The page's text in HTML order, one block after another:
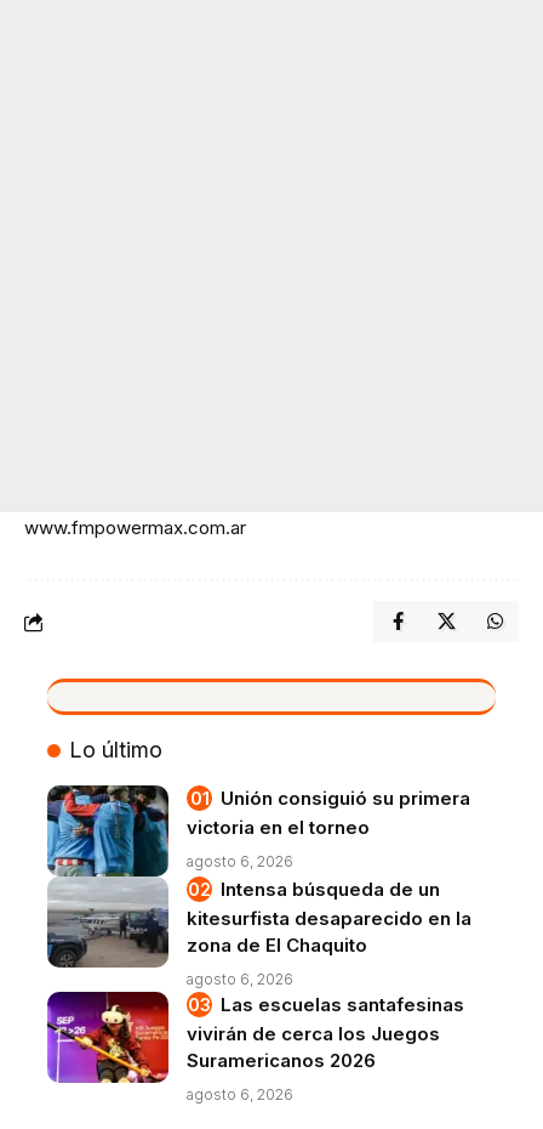
www.fmpowermax.com.ar
VIVO
Lo último
Unión consiguió su primera
victoria en el torneo
agosto 6, 2026
Intensa búsqueda de un
kitesurfista desaparecido en la
zona de El Chaquito
agosto 6, 2026
Las escuelas santafesinas
vivirán de cerca los Juegos
Suramericanos 2026
agosto 6, 2026